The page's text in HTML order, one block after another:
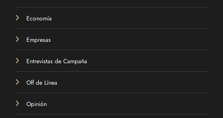
Economía
Empresas
Entrevistas de Campaña
Off de Línea
Opinión